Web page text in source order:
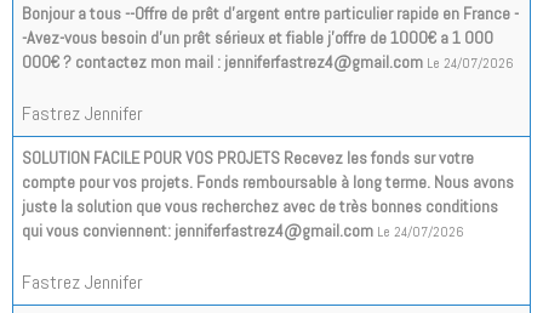
Bonjour a tous --Offre de prêt d'argent entre particulier rapide en France -
-Avez-vous besoin d'un prêt sérieux et fiable j'offre de 1000€ a 1 000
000€ ? contactez mon mail : jenniferfastrez4@gmail.com Le 24/07/2026
Fastrez Jennifer
SOLUTION FACILE POUR VOS PROJETS Recevez les fonds sur votre
compte pour vos projets. Fonds remboursable à long terme. Nous avons
juste la solution que vous recherchez avec de très bonnes conditions
qui vous conviennent: jenniferfastrez4@gmail.com Le 24/07/2026
Fastrez Jennifer